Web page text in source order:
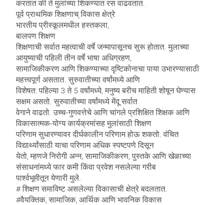
करतात की ते मुलांच्या शिकण्यात रस वाढवतात.
पूर्व प्राथमिक शिक्षणाच् विकास क्षेत्रे
भारतीय प्रीस्कूलमधील हस्तकला, ​
बालपण शिक्षण
शिक्षणाची सर्वात महत्वाची वर्षे जन्मापासूनच सुरू होतात. मुलाच्या
आयुष्याची पहिली तीन वर्षे भाषा अधिग्रहण,
सामाजिकीकरण आणि शिकण्याच्या दृष्टिकोनाचा पाया उभारण्यासाठी
महत्त्वपूर्ण असतात. सुरुवातीच्या वर्षांमध्ये आणि
विशेषत: पहिल्या 3 ते 5 वर्षांमध्ये, मनुष्य बरीच माहिती शोषून घेण्यास
सक्षम असतो. सुरुवातीच्या वर्षांमध्ये मेंदू सर्वात
वेगाने वाढतो. उच्च-गुणवत्तेचे आणि चांगले प्रशिक्षित शिक्षक आणि
विकासात्मक-योग्य कार्यक्रमांसह मुलांसाठी शिक्षण
परिणाम सुधारण्यावर दीर्घकालीन परिणाम होऊ शकतो. वंचित
विद्यार्थ्यांसाठी याचा परिणाम अधिक स्पष्टपणे दिसून
येतो, म्हणजे निरोगी अन्न, सामाजिकीकरण, पुस्तके आणि खेळाच्या
संसाधनांमध्ये फार कमी किंवा प्रवेश नसलेल्या गरीब
पार्श्वभूमीतून येणारी मुले.
# शिक्षण समाविष्ट असलेल्या विकासाची क्षेत्रे बदलतात.
#वैयक्तिक, सामाजिक, आर्थिक आणि भावनिक विकास